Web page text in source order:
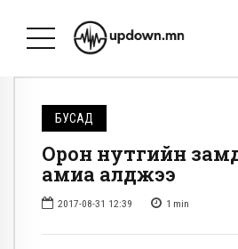
БУСАД
Орон нутгийн
амиа алджээ
2017-08-31 12:39 1 min